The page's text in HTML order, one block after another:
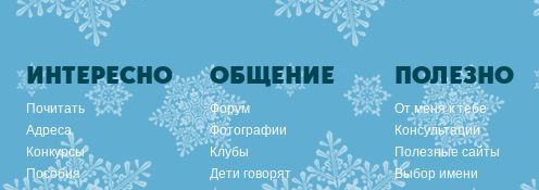
ИНТЕРЕСНО
Почитать
Адреса
Конкурсы
Пособия
ОБЩЕНИЕ
Форум
Фотографии
Клубы
Дети говорят
ПОЛЕЗНО
От меня к тебе
Консультации
Полезные сайты
Выбор имени